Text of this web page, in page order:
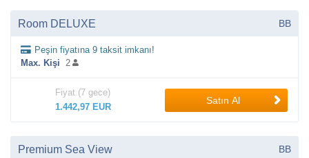
Room DELUXE BB
Peşin fiyatına 9 taksit imkanı!
Max. Kişi 2
Fiyat (7 gece)
1.442,97 EUR
Satın Al
Premium Sea View BB